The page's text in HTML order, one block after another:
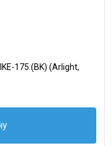
175 (BK) (Arlight,